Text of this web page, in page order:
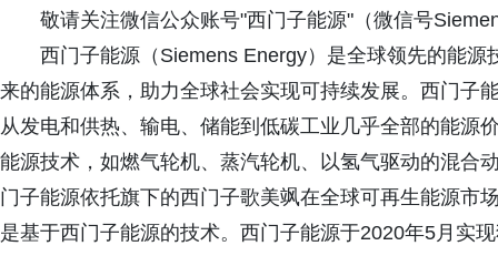
敬请关注微信公众账号"西门子能源"（微信号
西门子能源（Siemens Energy）是全球领先的能
来的能源体系，助力全球社会实现可持续发展。西门子
从发电和供热、输电、储能到低碳工业几乎全部的能源
能源技术，如燃气轮机、蒸汽轮机、以氢气驱动的混合
门子能源依托旗下的西门子歌美飒在全球可再生能源市
是基于西门子能源的技术。西门子能源于2020年5月实